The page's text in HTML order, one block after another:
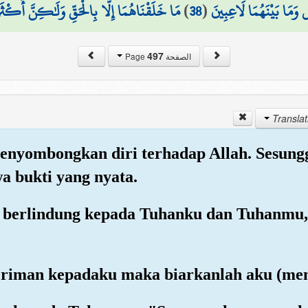
بَيْنَهُمَا لَاعِبِينَ(
38
)مَا خَلَقْنَاهُمَا إِلَّا بِالْحَقِّ وَلَٰكِنَّ
الصفحة Page497
diri terhadap Allah.
bukti yang nyata.
berlindung kepada Tuhanku dan
kepadaku maka biarkanlah aku